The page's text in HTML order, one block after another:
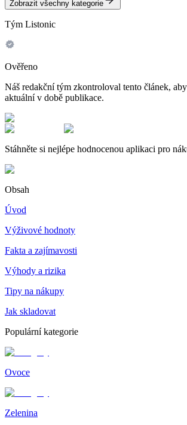
Zobrazit všechny kategorie
Tým Listonic
Ověřeno
Náš redakční tým zkontroloval tento článek,
aktuální v době publikace.
Stáhněte si nejlépe hodnocenou aplikaci pro
Obsah
Úvod
Výživové hodnoty
Fakta a zajímavosti
Výhody a rizika
Tipy na nákupy
Jak skladovat
Populární kategorie
Ovoce
Zelenina